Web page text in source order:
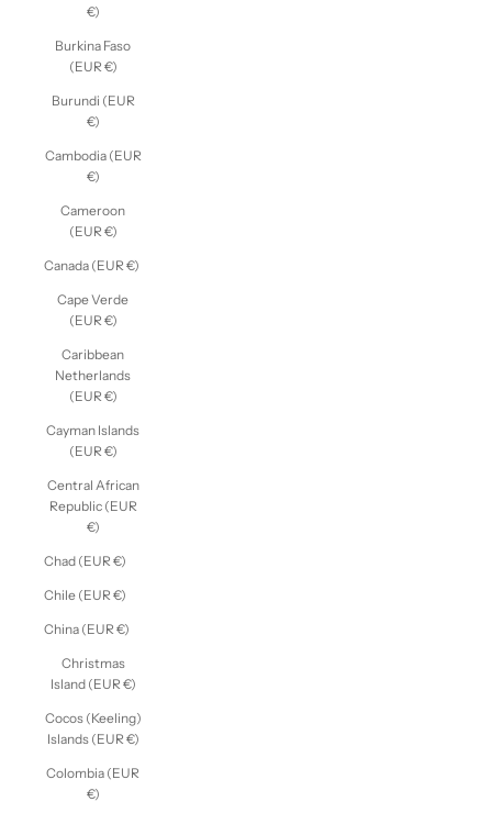
€)
Burkina Faso
(EUR €)
Burundi (EUR
€)
Cambodia (EUR
€)
Cameroon
(EUR €)
Canada (EUR €)
Cape Verde
(EUR €)
Caribbean
Netherlands
(EUR €)
Cayman Islands
(EUR €)
Central African
Republic (EUR
€)
Chad (EUR €)
Chile (EUR €)
China (EUR €)
Christmas
Island (EUR €)
Cocos (Keeling)
Islands (EUR €)
Colombia (EUR
€)